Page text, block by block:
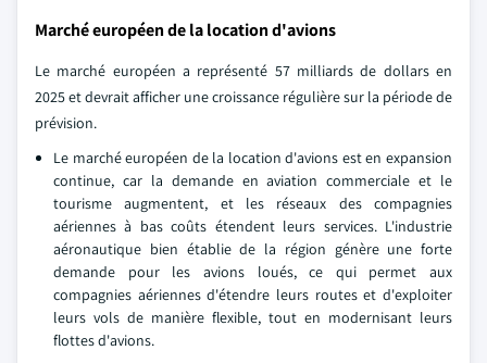
Marché européen de la location d'avions
Le marché européen a représenté 57 milliards de dollars en
2025 et devrait afficher une croissance régulière sur la période de
prévision.
Le marché européen de la location d'avions est en expansion
continue, car la demande en aviation commerciale et le
tourisme augmentent, et les réseaux des compagnies
aériennes à bas coûts étendent leurs services. L'industrie
aéronautique bien établie de la région génère une forte
demande pour les avions loués, ce qui permet aux
compagnies aériennes d'étendre leurs routes et d'exploiter
leurs vols de manière flexible, tout en modernisant leurs
flottes d'avions.